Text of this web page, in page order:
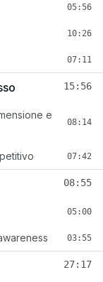
05:56
10:26
07:11
15:56
e
08:14
07:42
08:55
05:00
03:55
27:17